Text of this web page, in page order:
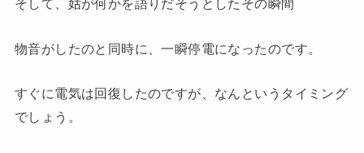
そして、姑が何かを語りだそうとしたその瞬間
物音がしたのと同時に、一瞬停電になったのです。
すぐに電気は回復したのですが、なんというタイミング
でしょう。